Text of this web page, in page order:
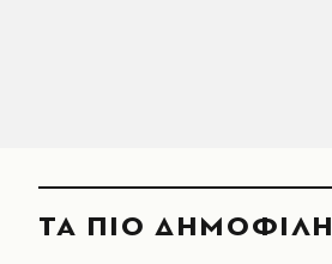
ΤΑ ΠΙΟ ΔΗΜΟΦΙΛΗ